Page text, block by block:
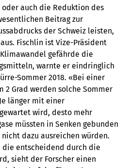
oder auch die Reduktion des
Beitrag zur
der Schweiz leisten,
Fischlin ist Vize-Präsident
gefährde die
warnte er eindringlich
Sommer 2018. «Bei einer
2 Grad werden solche Sommer
länger mit einer
wird, desto mehr
müssten in Senken gebunden
dazu ausreichen würden.
entscheidend durch die
sieht der Forscher einen